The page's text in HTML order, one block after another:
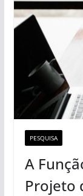
PESQUISA
A
Projeto